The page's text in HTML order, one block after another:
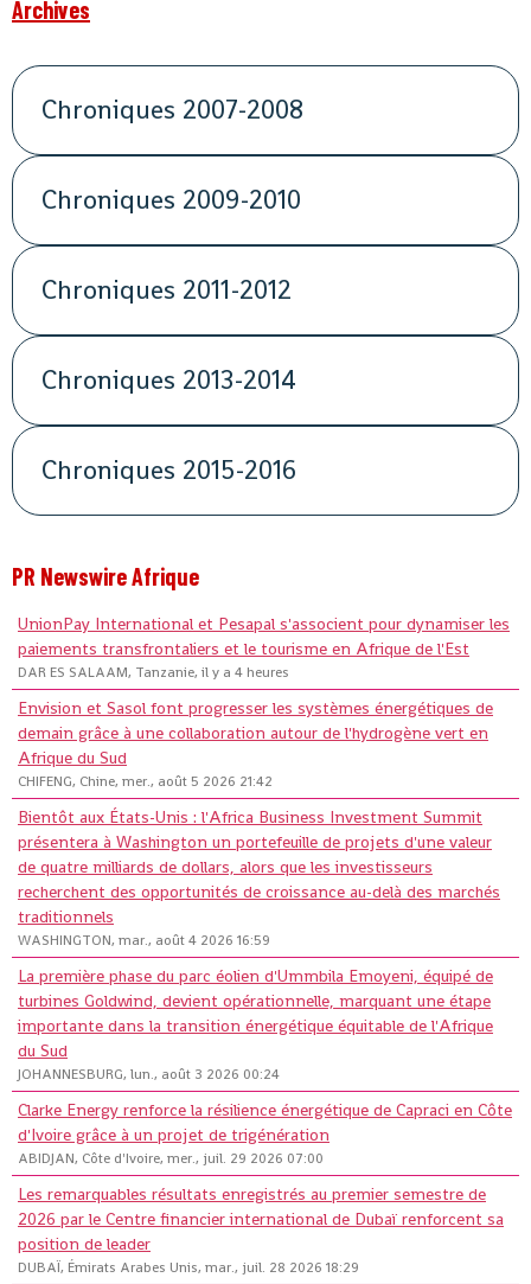
Archives
Chroniques 2007-2008
Chroniques 2009-2010
Chroniques 2011-2012
Chroniques 2013-2014
Chroniques 2015-2016
PR Newswire Afrique
UnionPay International et Pesapal s'associent pour dynamiser les
paiements transfrontaliers et le tourisme en Afrique de l'Est
DAR ES SALAAM, Tanzanie, il y a 4 heures
Envision et Sasol font progresser les systèmes énergétiques de
demain grâce à une collaboration autour de l'hydrogène vert en
Afrique du Sud
CHIFENG, Chine, mer., août 5 2026 21:42
Bientôt aux États-Unis : l'Africa Business Investment Summit
présentera à Washington un portefeuille de projets d'une valeur
de quatre milliards de dollars, alors que les investisseurs
recherchent des opportunités de croissance au-delà des marchés
traditionnels
WASHINGTON, mar., août 4 2026 16:59
La première phase du parc éolien d'Ummbila Emoyeni, équipé de
turbines Goldwind, devient opérationnelle, marquant une étape
importante dans la transition énergétique équitable de l'Afrique
du Sud
JOHANNESBURG, lun., août 3 2026 00:24
Clarke Energy renforce la résilience énergétique de Capraci en Côte
d'Ivoire grâce à un projet de trigénération
ABIDJAN, Côte d'Ivoire, mer., juil. 29 2026 07:00
Les remarquables résultats enregistrés au premier semestre de
2026 par le Centre financier international de Dubaï renforcent sa
position de leader
DUBAÏ, Émirats Arabes Unis, mar., juil. 28 2026 18:29